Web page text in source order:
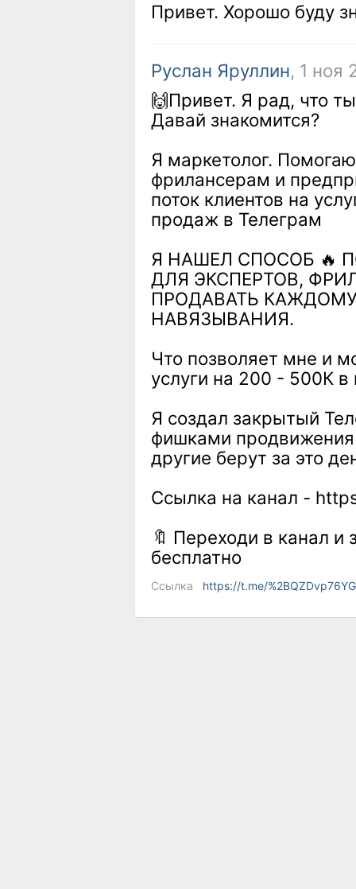
Привет. Хорошо буду
Руслан Яруллин, 1 ноя
🙌Привет. Я рад, что
Давай знакомится?
Я маркетолог.
фрилансерам и
поток клиентов на
продаж в Телеграм
Я НАШЕЛ СПОСОБ 🔥
ДЛЯ ЭКСПЕРТОВ,
ПРОДАВАТЬ
НАВЯЗЫВАНИЯ.
Что позволяет мне и
услуги на 200 - 500К в
Я создал закрытый
фишками продвижения
другие берут за это
Ссылка на канал -
🔖 Переходи в канал и
бесплатно
Ссылка https://t.me/